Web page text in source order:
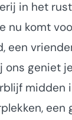
in het
nu komt
een
ons geniet
midden
een